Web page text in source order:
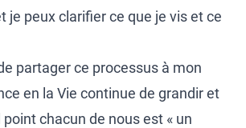
je peux clarifier ce que je vis et ce
partager ce processus à mon
en la Vie continue de grandir et
point chacun de nous est « un